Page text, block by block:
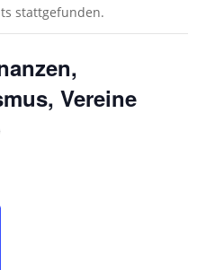
stattgefunden.
Vereine